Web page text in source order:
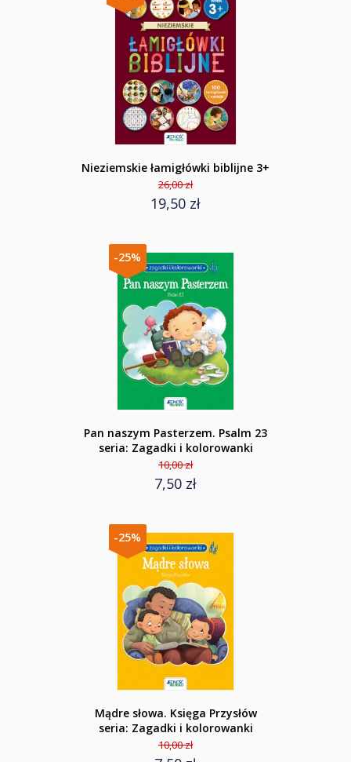
Nieziemskie łamigłówki biblijne 3+
26,00 zł
19,50 zł
-25%
Pan naszym Pasterzem. Psalm 23
seria: Zagadki i kolorowanki
10,00 zł
7,50 zł
-25%
Mądre słowa. Księga Przysłów
seria: Zagadki i kolorowanki
10,00 zł